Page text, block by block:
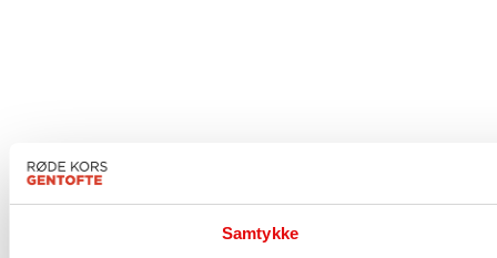
Samtykke